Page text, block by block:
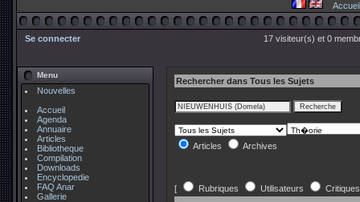
Accueil
Se connecter 17 visiteur(s) et 0
Menu
Nouvelles
Accueil
Agenda
Annuaire
Articles
Bibliotheque
Compilation
Downloads
Encyclopedie
FAQ Anar
Gallerie
Rechercher dans Tous les Sujets
Articles Archives
[ Rubriques Utilisateurs